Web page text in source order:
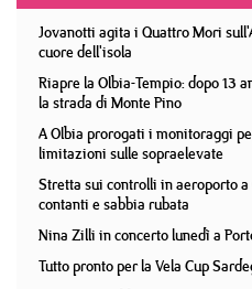
Jovanotti agita i Quattro Mori
cuore dell'isola
Riapre la Olbia-Tempio: dopo 13
la strada di Monte Pino
A Olbia prorogati i monitoraggi
limitazioni sulle sopraelevate
Stretta sui controlli in aeroporto
contanti e sabbia rubata
Nina Zilli in concerto lunedì a
Tutto pronto per la Vela Cup